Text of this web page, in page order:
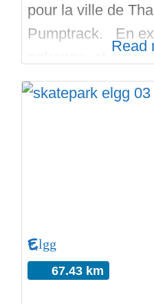
pour la ville de
Pumptrack. En
entrance, et avec
le parc… Et en
pumptrack de
Read
Elgg
67.43 km